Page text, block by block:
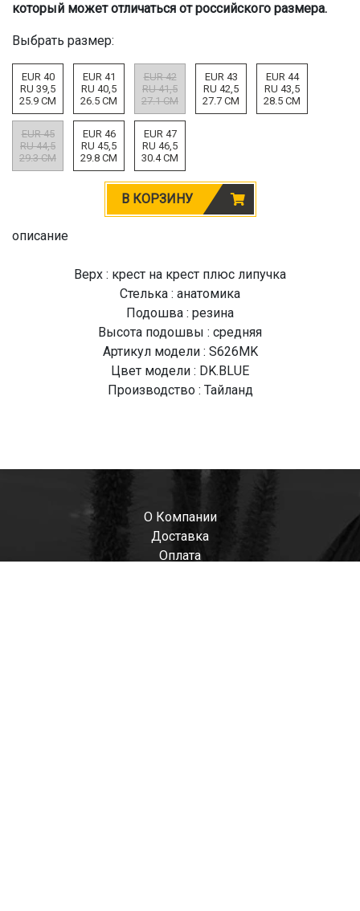
который может отличаться от российского размера.
Выбрать размер:
EUR 40
RU 39,5
25.9 CM
EUR 41
RU 40,5
26.5 CM
EUR 42
RU 41,5
27.1 CM
EUR 43
RU 42,5
27.7 CM
EUR 44
RU 43,5
28.5 CM
EUR 45
RU 44,5
29.3 CM
EUR 46
RU 45,5
29.8 CM
EUR 47
RU 46,5
30.4 CM
В КОРЗИНУ
описание
Верх : крест на крест плюс липучка
Стелька : анатомика
Подошва : резина
Высота подошвы : средняя
Артикул модели : S626MK
Цвет модели : DK.BLUE
Производство : Тайланд
О Компании
Доставка
Оплата